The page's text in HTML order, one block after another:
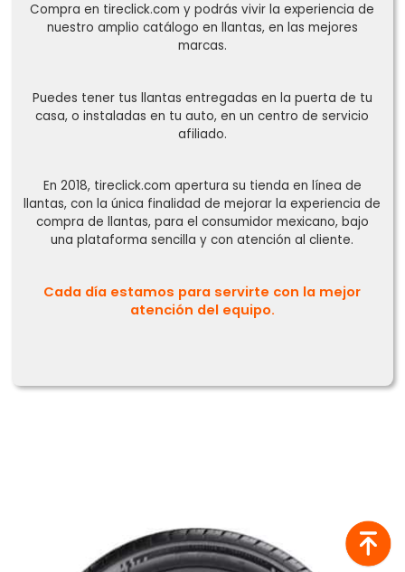
Compra en tireclick.com y podrás vivir la experiencia de
nuestro amplio catálogo en llantas, en las mejores
marcas.
Puedes tener tus llantas entregadas en la puerta de tu
casa, o instaladas en tu auto, en un centro de servicio
afiliado.
En 2018, tireclick.com apertura su tienda en línea de
llantas, con la única finalidad de mejorar la experiencia de
compra de llantas, para el consumidor mexicano, bajo
una plataforma sencilla y con atención al cliente.
Cada día estamos para servirte con la mejor
atención del equipo.